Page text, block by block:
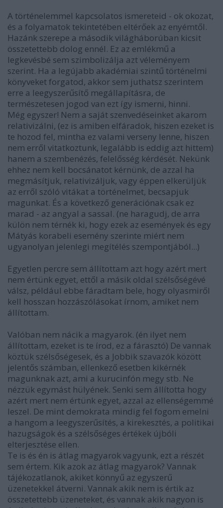
A történelemmel kapcsolatos ismereteid - ok okozat,
és a folyamatok tekintetében eltérőek az enyémtől.
Hazánk szerepe a második világháborúban kicsit
összetettebb dolog ennél. Ez az emlékmű a
legkevésbé sem szimbolizálja azt véleményem
szerint. Ha a legújabb akadémiai szintű történelmi
könyveket forgatod, akkor sem juthatsz szerintem
erre a leegyszerűsítő megállapításra, de
természetesen jogod van ezt így ismerni, hinni.
Még egyszer! Nem a saját szenvedéseinket akarom
relativizálni, (ez is amiben elfáradok, hiszen ezeket is
te hozod fel, mintha ez valami verseny lenne, hiszen
nem erről vitatkoztunk, legalább is eddig azt hittem)
hanem a szembenézés, felelősség kérdését. Nekünk
ehhez nem kell bocsánatot kérnünk, de azzal ha
megmásítjuk, relativizáljuk, vagy éppen elkerüljük
az erről szóló vitákat a történelmet, becsapjuk
magunkat. És a következő generációnak csak ez
marad - az angyal a sassal. (ne haragudj, de arra
külön nem térnék ki, hogy ezek az események és egy
Mátyás korabeli esemény szerinte miért nem
ugyanolyan jelenlegi megítélés szempontjából...)
Egyetlen percre sem állítottam azt hogy azért mert
nem értünk egyet, ettől a másik oldal szélsőségévé
válsz, például ebbe fáradtam bele, hogy olyasmiről
kell hosszan hozzászólásokat írnom, amiket nem
állítottam.
Valóban nem nácik a magyarok. (én ilyet nem
állítottam, ezeket is te írod, ez a fárasztó) De vannak
köztük szélsőségesek, és a Jobbik szavazók között
jelentős számban, ellenkező esetben kikérnék
magunknak azt, ami a kurucinfón megy stb. Ne
nézzük egymást hülyének. Senki sem állította hogy
azért mert nem értünk egyet, azzal az ellenségemmé
leszel. De mint demokrata mindig fel fogom emelni
a hangom a leegyszerűsítés, a kirekesztés, a politikai
hazugságok és a szélsőséges értékek újbóli
elterjesztése ellen.
Te is és én is átlag magyarok vagyunk, ezt a részét
sem értem. Kik azok az átlag magyarok? Vannak
tájékozatlanok, akiket könnyű az egyszerű
üzenetekkel átverni. Vannak akik nem is értik az
összetettebb üzeneteket, és vannak akik nagyon is